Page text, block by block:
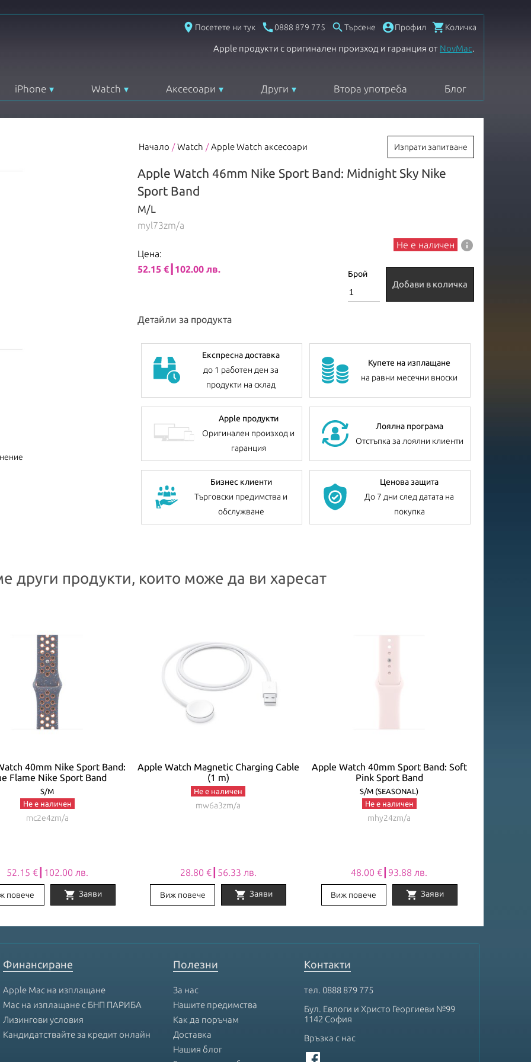
place Посетете ни тук 0888 879 775  Търсене Профил Количка
Apple продукти с оригинален произход и гаранция от NovMac.
iPhone Watch Аксесоари Други Втора употреба Блог
Начало / Watch / Apple Watch аксесоари Изпрати запитване
Apple Watch 46mm Nike Sport Band: Midnight Sky Nike
Sport Band
M/L
myl73zm/a
Цена:
52.15 €┃102.00 лв.
Не е наличен info
Брой
Добави в количка
Детайли за продукта
Експресна доставка
до 1 работен ден за
продукти на склад
Купете на изплащане
на равни месечни вноски
Apple продукти
Оригинален произход и
гаранция
Лоялна програма
Отстъпка за лоялни клиенти
Бизнес клиенти
Търговски предимства и
обслужване
Ценова защита
До 7 дни след датата на
покупка
други продукти, които може да ви харесат
40mm Nike Sport Band:
Flame Nike Sport Band
S/M
Не е наличен
mc2e4zm/a
52.15 €┃102.00 лв.
повече shopping_cart Заяви
Apple Watch Magnetic Charging Cable
(1 m)
Не е наличен
mw6a3zm/a
28.80 €┃56.33 лв.
Виж повече shopping_cart Заяви
Apple Watch 40mm Sport Band: Soft
Pink Sport Band
S/M (SEASONAL)
Не е наличен
mhy24zm/a
48.00 €┃93.88 лв.
Виж повече shopping_cart Заяви
Финансиране
Apple Mac на изплащане
Mac на изплащане с БНП ПАРИБА
Лизингови условия
Кандидатствайте за кредит онлайн
Полезни
За нас
Нашите предимства
Как да поръчам
Доставка
Нашия блог
Контакти
тел. 0888 879 775
Бул. Евлоги и Христо Георгиеви №99
1142 София
Връзка с нас